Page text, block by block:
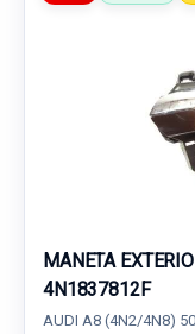
MANETA
4N1837812F
AUDI A8 (4N2/4N8)